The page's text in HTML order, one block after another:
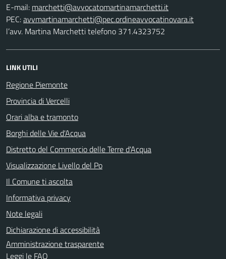
E-mail:
PEC:
l’avv. Martina Marchetti telefono 371.4323752
LINK UTILI
Regione Piemonte
Provincia di Vercelli
Orari alba e tramonto
Borghi delle Vie d'Acqua
Distretto del Commercio delle Terre d'Acqua
Visualizzazione Livello del Po
Il Comune ti ascolta
Informativa privacy
Note legali
Dichiarazione di accessibilità
Amministrazione trasparente
Leggi le FAQ